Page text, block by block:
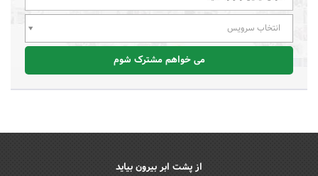
انتخاب سرویس
می خواهم مشترک شوم
از پشت ابر بیرون بیاید